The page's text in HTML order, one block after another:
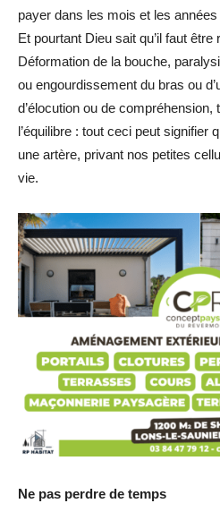
payer dans les mois et les années
Et pourtant Dieu sait qu’il faut être
Déformation de la bouche,
ou engourdissement du bras ou
d’élocution ou de compréhension,
l’équilibre : tout ceci peut signifier
une artère, privant nos petites
vie.
Ne pas perdre de temps